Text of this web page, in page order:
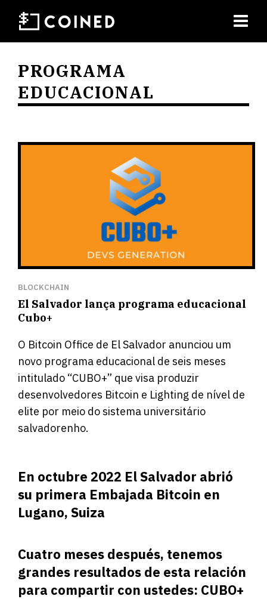
PROGRAMA
EDUCACIONAL
BLOCKCHAIN
El Salvador lança programa educacional
Cubo+
O Bitcoin Office de El Salvador anunciou um
novo programa educacional de seis meses
intitulado “CUBO+” que visa produzir
desenvolvedores Bitcoin e Lighting de nível de
elite por meio do sistema universitário
salvadorenho.
En octubre 2022 El Salvador abrió
su primera Embajada Bitcoin en
Lugano, Suiza
Cuatro meses después, tenemos
grandes resultados de esta relación
para compartir con ustedes: CUBO+